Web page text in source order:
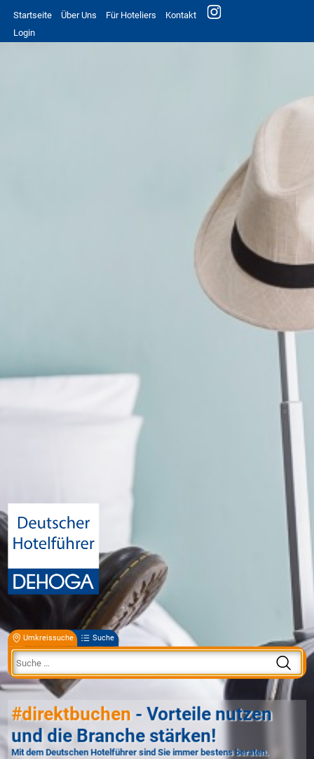
Startseite Über Uns Für Hoteliers
Kontakt
Login
Umkreissuche Suche
#direktbuchen - Vorteile nutzen
und die Branche stärken!
Mit dem Deutschen Hotelführer sind Sie immer bestens beraten.